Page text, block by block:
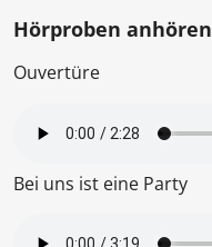
Hörproben anhören
Ouvertüre
Bei uns ist eine Party